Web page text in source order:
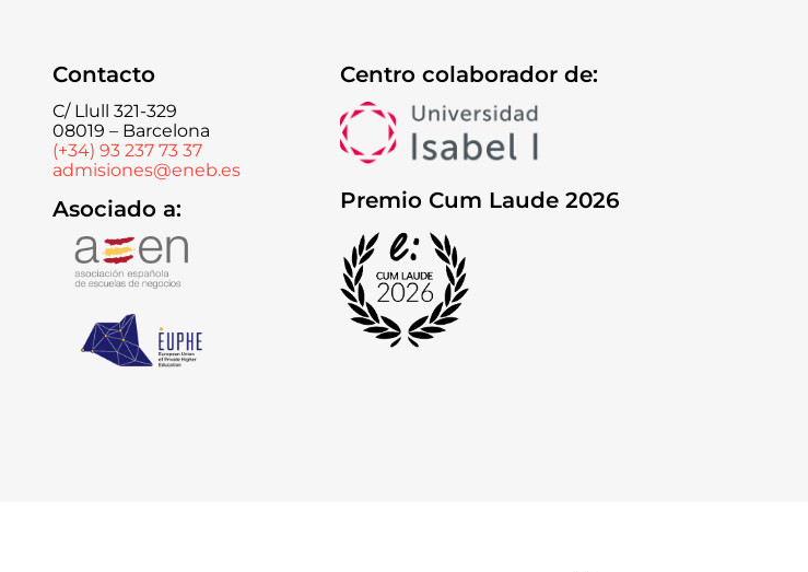
Contacto
C/ Llull 321-329
08019 – Barcelona
(+34) 93 237 73 37
admisiones@eneb.es
Asociado a:
Centro colaborador de:
Premio Cum Laude 2026